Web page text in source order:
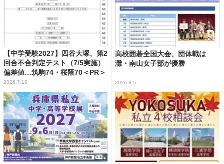
【中学受験2027】四谷大塚、第2
回合不合判定テスト（7/5実施）
偏差値…筑駒74・桜蔭70＜PR＞
2026.7.10
高校囲碁全国大会、団体戦は
灘・南山女子部が優勝
2026.8.5